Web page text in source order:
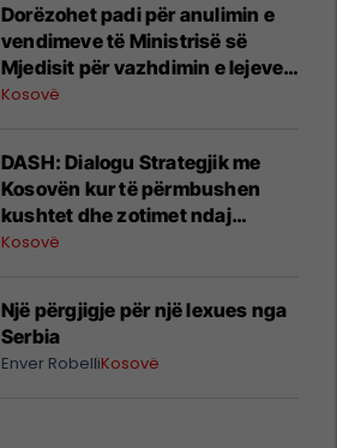
Dorëzohet padi për anulimin e
vendimeve të Ministrisë së
Mjedisit për vazhdimin e lejeve
mjedisore për hidrocentralet në
Kosovë
DASH: Dialogu Strategjik me
Kosovën kur të përmbushen
kushtet dhe zotimet ndaj
serbëve
Kosovë
Një përgjigje për një lexues nga
Serbia
Enver RobelliKosovë